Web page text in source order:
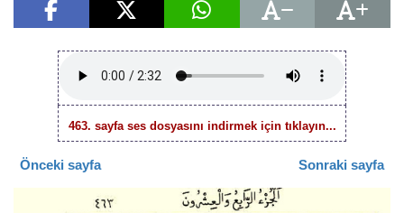
463. sayfa ses dosyasını indirmek için tıklayın...
Önceki sayfa Sonraki sayfa